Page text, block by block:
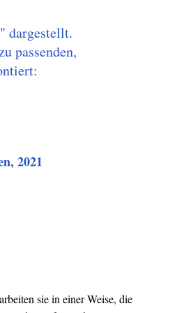
dargestellt.
passenden,
2021
sie in einer Weise, die